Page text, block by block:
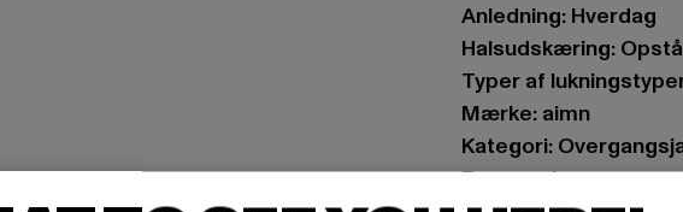
Anledning: Hverdag
Halsudskæring:
Typer af
Mærke: aimn
Kategori:
Farve: schwarz